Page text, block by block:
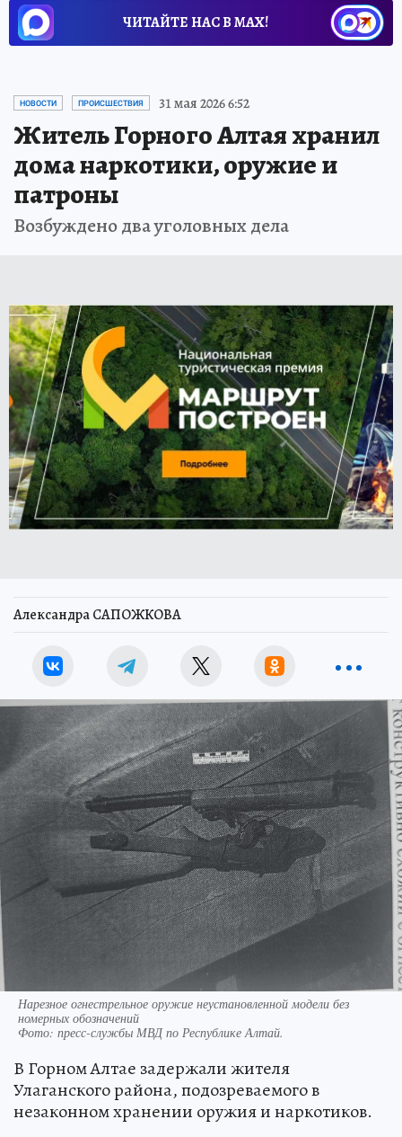
ЧИТАЙТЕ НАС В МАХ!
НОВОСТИ ПРОИСШЕСТВИЯ 31 мая 2026 6:52
Житель Горного Алтая хранил
дома наркотики, оружие и
патроны
Возбуждено два уголовных дела
Александра САПОЖКОВА
Нарезное огнестрельное оружие неустановленной модели без
номерных обозначений
Фото: пресс-службы МВД по Республике Алтай.
В Горном Алтае задержали жителя
Улаганского района, подозреваемого в
незаконном хранении оружия и наркотиков.